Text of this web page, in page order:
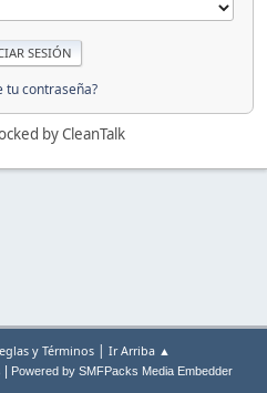
tu contraseña?
by CleanTalk
y Términos | Ir Arriba ▲
Powered by SMFPacks Media Embedder